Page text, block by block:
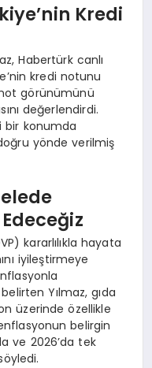
Kredi
Habertürk canlı
kredi notunu
not görünümünü
değerlendirdi.
bir konumda
yönde verilmiş
kararlılıkla hayata
iyileştirmeye
Yılmaz, gıda
üzerinde özellikle
enflasyonun belirgin
ve 2026’da tek